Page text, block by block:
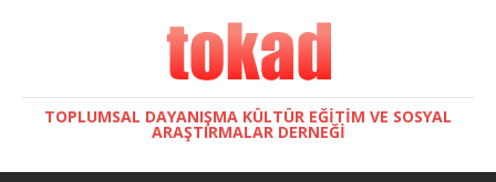
TOPLUMSAL DAYANIŞMA KÜLTÜR EĞITIM VE SOSYAL
ARAŞTIRMALAR DERNEĞI